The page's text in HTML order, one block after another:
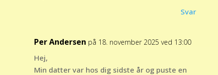
Svar
Per Andersen på 18. november 2025 ved 13:00
Hej,
Min datter var hos dig sidste år og puste en